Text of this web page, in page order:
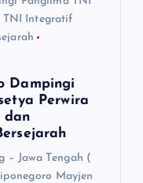
TNI Integratif
Dampingi
Perwira
dan
– Jawa Tengah (
Mayjen